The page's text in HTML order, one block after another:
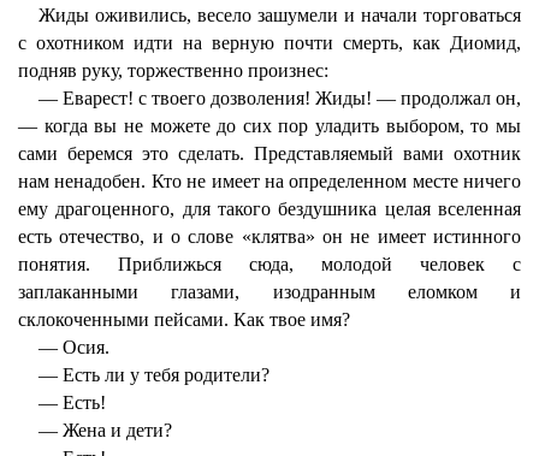
Жиды оживились, весело зашумели и начали торговаться
с охотником идти на верную почти смерть, как Диомид,
подняв руку, торжественно произнес:
— Еварест! с твоего дозволения! Жиды! — продолжал он,
— когда вы не можете до сих пор уладить выбором, то мы
сами беремся это сделать. Представляемый вами охотник
нам ненадобен. Кто не имеет на определенном месте ничего
ему драгоценного, для такого бездушника целая вселенная
есть отечество, и о слове «клятва» он не имеет истинного
понятия. Приближься сюда, молодой человек с
заплаканными глазами, изодранным еломком и
склокоченными пейсами. Как твое имя?
— Осия.
— Есть ли у тебя родители?
— Есть!
— Жена и дети?